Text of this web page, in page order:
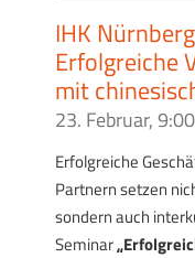
IHK
Erfolgreiche
mit
23. Februar, 9:00
Erfolgreiche
Partnern setzen
sondern auch
Seminar